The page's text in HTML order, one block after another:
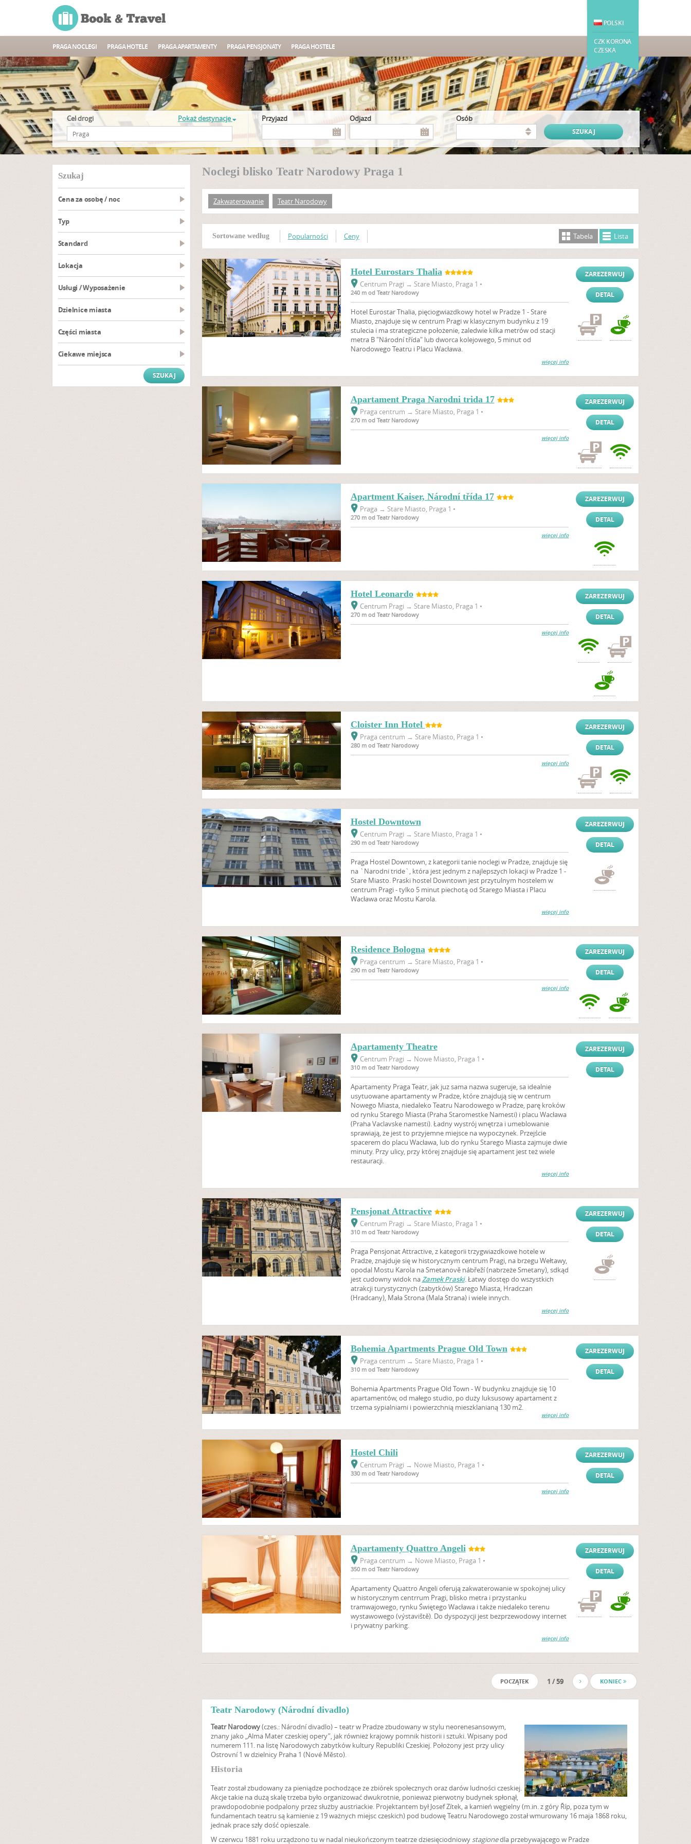
POLSKI
CZK KORONA
CZESKA
PRAGA NOCLEGI PRAGA HOTELE PRAGA APARTAMENTY PRAGA PENSJONATY PRAGA HOSTELE
Cel drogi Pokaż destynacje Przyjazd Odjazd osób
szukaj
Cena za osobę / noc
Typ
Standard
Lokacja
Usługi / Wyposażenie
Dzielnice miasta
Części miasta
Ciekawe miejsca
Noclegi blisko Teatr Narodowy Praga 1
Zakwaterowanie Teatr Narodowy
Sortowane według Popularności Ceny Tabela Lista
Hotel Eurostars Thalia
Centrum Pragi → Stare Miasto, Praga 1 •
240 m od Teatr Narodowy
Hotel Eurostar Thalia, pięciogwiazdkowy hotel w Pradze 1 - Stare
Miasto, znajduje się w centrum Pragi w klasycznym budynku z 19
stulecia i ma strategiczne położenie, zaledwie kilka metrów od stacji
metra B "Národní třída" lub dworca kolejowego, 5 minut od
Narodowego Teatru i Placu Wacława.
więcej info
ZAREZERWUJ
DETAL
Apartament Praga Narodni trida 17
Praga centrum → Stare Miasto, Praga 1 •
270 m od Teatr Narodowy
więcej info
ZAREZERWUJ
DETAL
Apartment Kaiser, Národní třída 17
Praga → Stare Miasto, Praga 1 •
270 m od Teatr Narodowy
więcej info
ZAREZERWUJ
DETAL
Hotel Leonardo
Centrum Pragi → Stare Miasto, Praga 1 •
270 m od Teatr Narodowy
więcej info
ZAREZERWUJ
DETAL
Cloister Inn Hotel
Praga centrum → Stare Miasto, Praga 1 •
280 m od Teatr Narodowy
więcej info
ZAREZERWUJ
DETAL
Hostel Downtown
Centrum Pragi → Stare Miasto, Praga 1 •
290 m od Teatr Narodowy
Praga Hostel Downtown, z kategorii tanie noclegi w Pradze, znajduje się
na `Narodni tride`, która jest jednym z najlepszych lokacji w Pradze 1 -
Stare Miasto. Praski hostel Downtown jest przytulnym hostelem w
centrum Pragi - tylko 5 minut piechotą od Starego Miasta i Placu
Wacława oraz Mostu Karola.
więcej info
ZAREZERWUJ
DETAL
Residence Bologna
Praga centrum → Stare Miasto, Praga 1 •
290 m od Teatr Narodowy
więcej info
ZAREZERWUJ
DETAL
Apartamenty Theatre
Centrum Pragi → Nowe Miasto, Praga 1 •
310 m od Teatr Narodowy
Apartamenty Praga Teatr, jak juz sama nazwa sugeruje, sa idealnie
usytuowane apartamenty w Pradze, które znajdują się w centrum
Nowego Miasta, niedaleko Teatru Narodowego w Pradze, parę kroków
od rynku Starego Miasta (Praha Staromestke Namesti) i placu Wacława
(Praha Vaclavske namesti). Ładny wystrój wnętrza i umeblowanie
sprawiają, że jest to przyjemne miejsce na wypoczynek. Przejście
spacerem do placu Wacława, lub do rynku Starego Miasta zajmuje dwie
minuty. Przy ulicy, przy której znajduje się apartament jest też wiele
restauracji.
więcej info
ZAREZERWUJ
DETAL
Pensjonat Attractive
Centrum Pragi → Stare Miasto, Praga 1 •
310 m od Teatr Narodowy
Praga Pensjonat Attractive, z kategorii trzygwiazdkowe hotele w
Pradze, znajduje się w historycznym centrum Pragi, na brzegu Wełtawy,
opodal Mostu Karola na Smetanově nábřeží (nabrzeże Smetany), sdkąd
jest cudowny widok naZamek Praski. Łatwy dostęp do wszystkich
atrakcji turystycznych (zabytków) Starego Miasta, Hradczan
(Hradcany), Mała Strona (Mala Strana) i wiele innych.
więcej info
ZAREZERWUJ
DETAL
Bohemia Apartments Prague Old Town
Praga centrum → Stare Miasto, Praga 1 •
310 m od Teatr Narodowy
Bohemia Apartments Prague Old Town - W budynku znajduje się 10
apartamentów, od małego studio, po duży luksusowy apartament z
trzema sypialniami i powierzchnią mieszklanianą 130 m2.
więcej info
ZAREZERWUJ
DETAL
Hostel Chili
Centrum Pragi → Nowe Miasto, Praga 1 •
330 m od Teatr Narodowy
więcej info
ZAREZERWUJ
DETAL
Apartamenty Quattro Angeli
Praga centrum → Nowe Miasto, Praga 1 •
350 m od Teatr Narodowy
Apartamenty Quattro Angeli oferują zakwaterowanie w spokojnej ulicy
w historycznym centrrum Pragi, blisko metra i przystanku
tramwajowego, rynku Świętego Wacława i także niedaleko terenu
wystawowego (výstaviště). Do dyspozycji jest bezprzewodowy internet
i prywatny parking.
więcej info
ZAREZERWUJ
DETAL
POCZĄTEK 1 / 59 KONIEC
Teatr Narodowy (Národní divadlo)
Teatr Narodowy(czes.: Národní divadlo) – teatr w Pradze zbudowany w stylu neorenesansowym,
znany jako „Alma Mater czeskiej opery”, jak również krajowy pomnik historii i sztuki. Wpisany pod
numerem 111. na listę Narodowych zabytków kultury Republiki Czeskiej. Położony jest przy ulicy
Ostrovní 1 w dzielnicy Praha 1 (Nové Město).
Historia
Teatr został zbudowany za pieniądze pochodzące ze zbiórek społecznych oraz darów ludności czeskiej.
Akcje takie na dużą skalę trzeba było organizować dwukrotnie, ponieważ pierwotny budynek spłonął,
prawdopodobnie podpalony przez służby austriackie. Projektantem był Josef Zítek, a kamień węgielny (m.in. z góry Říp, poza tym w
fundamentach teatru są kamienie z 19 ważnych miejsc czeskich) pod budowę Teatru Narodowego został wmurowany 16 maja 1868 roku,
jednak prace szły dość opieszale.
W czerwcu 1881 roku urządzono tu w nadal nieukończonym teatrze dziesięciodniowy stagionedla przebywającego w Pradze